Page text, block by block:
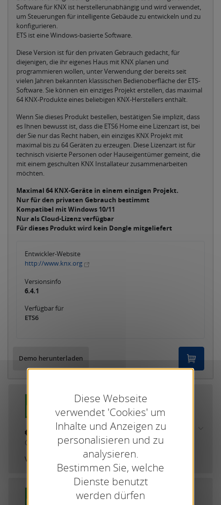
Software für KNX ist herstellerunabhängig und wird verwendet,
um Steuerungen für intelligente Gebäude zu entwickeln und zu
konfigurieren.
ETS ist eine Windows-basierte Software.
Diese Version ist für den privaten Gebrauch gedacht, für
diejenigen, die ihr eigenes Haus mit KNX planen und
programmieren wollen, unter Verwendung der bereits seit
vielen Jahren bekannten klassischen Bedienoberfläche der ETS-
Software. Sie können ein einziges Projekt erstellen, das maximal
64 KNX-Produkte eines beliebigen KNX-Herstellers enthält.
Wenn Sie dieses Produkt bestellen, bestätigen Sie implizit, dass
es Ihnen bewusst ist, dass die ETS6 Home eine Lizenzart ist, bei
der Sie nur das Recht haben, ein einziges KNX Projekt mit
maximal bis zu 64 Geräten zu erzeugen. Diese Lizenzart ist für
technisch visierte Personen oder Hauseigentümer gemeint, die
mit einem geschulten KNX Installateur zusammenarbeiten
möchten.
Maximal 64 KNX-Geräte in einem einzigen Projekt.
Nur für den privaten Gebrauch bestimmt
Kompatibel mit Windows 10/11
Nur als Cloud-Lizenz verfügbar
Für dieses Produkt wird kein Dongle mitgeliefert
Entwickler-Website
http://www.knx.org
Versionsinfo
6.4.1
Verfügbar für
ETS6
Demo herunterladen
€200.00
exkl. MwSt. und Versand
Von KNX Association
ETS6 Professional
Diese Webseite
verwendet 'Cookies' um
Inhalte und Anzeigen zu
personalisieren und zu
analysieren.
Bestimmen Sie, welche
Dienste benutzt
werden dürfen